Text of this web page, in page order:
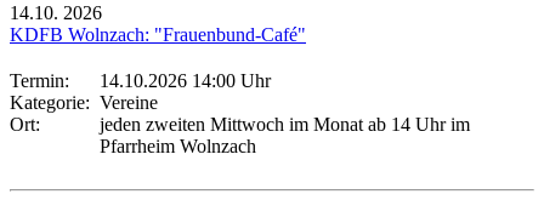
14.10. 2026
KDFB Wolnzach: "Frauenbund-Café"
Termin:
14.10.2026 14:00 Uhr
Kategorie: Vereine
Ort:
jeden zweiten Mittwoch im Monat ab 14 Uhr im
Pfarrheim Wolnzach